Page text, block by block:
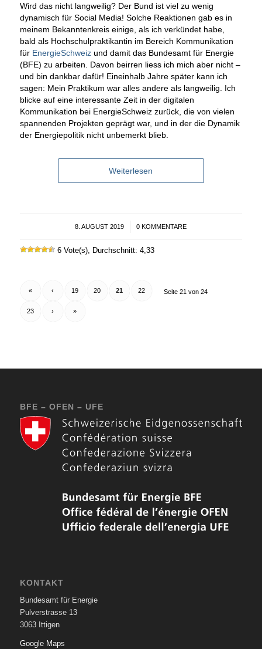
Wird das nicht langweilig? Der Bund ist viel zu wenig
dynamisch für Social Media! Solche Reaktionen gab es in
meinem Bekanntenkreis einige, als ich verkündet habe,
bald als Hochschulpraktikantin im Bereich Kommunikation
für EnergieSchweizund damit das Bundesamt für Energie
(BFE) zu arbeiten. Davon beirren liess ich mich aber nicht –
und bin dankbar dafür! Eineinhalb Jahre später kann ich
sagen: Mein Praktikum war alles andere als langweilig. Ich
blicke auf eine interessante Zeit in der digitalen
Kommunikation bei EnergieSchweiz zurück, die von vielen
spannenden Projekten geprägt war, und in der die Dynamik
der Energiepolitik nicht unbemerkt blieb.
Weiterlesen
8. AUGUST 2019
/ 0 KOMMENTARE
6 Vote(s), Durchschnitt: 4,33
Seite 21 von 24
« ‹ 19 20 21 22
23 › »
BFE – OFEN – UFE
KONTAKT
Bundesamt für Energie
Pulverstrasse 13
3063 Ittigen
Google Maps